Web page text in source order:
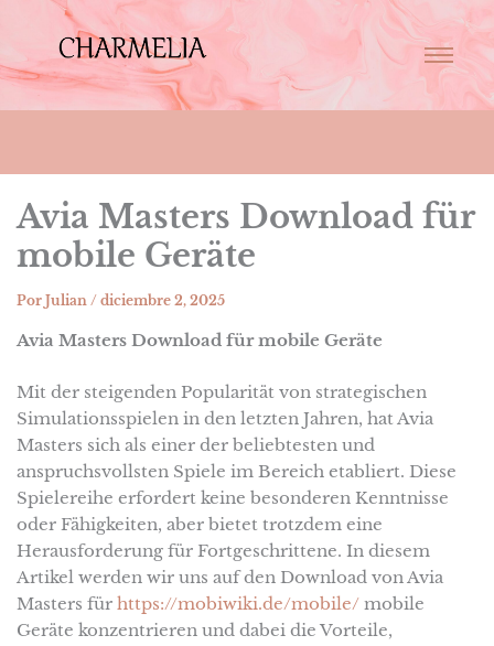
Avia Masters Download für
mobile Geräte
Por Julian / diciembre 2, 2025
Avia Masters Download für mobile Geräte
Mit der steigenden Popularität von strategischen
Simulationsspielen in den letzten Jahren, hat Avia
Masters sich als einer der beliebtesten und
anspruchsvollsten Spiele im Bereich etabliert. Diese
Spielereihe erfordert keine besonderen Kenntnisse
oder Fähigkeiten, aber bietet trotzdem eine
Herausforderung für Fortgeschrittene. In diesem
Artikel werden wir uns auf den Download von Avia
Masters für https://mobiwiki.de/mobile/mobile
Geräte konzentrieren und dabei die Vorteile,